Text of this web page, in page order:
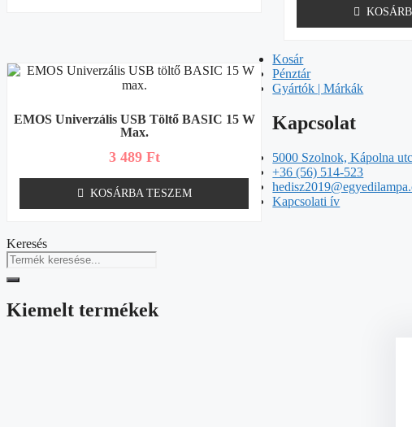
EMOS Univerzális USB Töltő BASIC 15 W
Max.
3 489 Ft
KOSÁRBA TESZEM
Kosár
Pénztár
Gyártók | Márkák
Kapcsolat
5000 Szolnok, Kápolna
+36 (56) 514-523
Kapcsolati ív
Keresés
Kiemelt termékek